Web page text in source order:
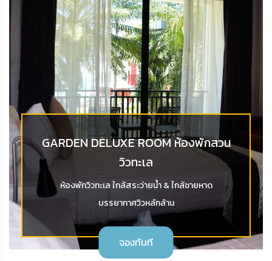
GARDEN DELUXE ROOM ห้องพักสวน
วิวทะเล
ห้องพักวิวทะเล ใกล้สระว่ายน้ำ & ใกล้ชายหาด
บรรยากาศวิวหลักล้าน
จองทันที